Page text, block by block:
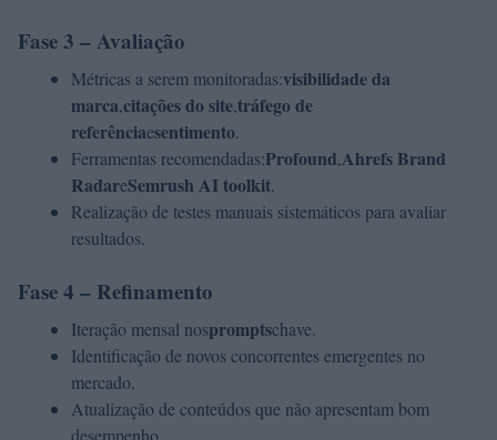
Fase 3 – Avaliação
Métricas a serem monitoradas:visibilidade da
marca,citações do site,tráfego de
referênciaesentimento.
Ferramentas recomendadas:Profound,Ahrefs Brand
RadareSemrush AI toolkit.
Realização de testes manuais sistemáticos para avaliar
resultados.
Fase 4 – Refinamento
Iteração mensal nospromptschave.
Identificação de novos concorrentes emergentes no
mercado.
Atualização de conteúdos que não apresentam bom
desempenho.